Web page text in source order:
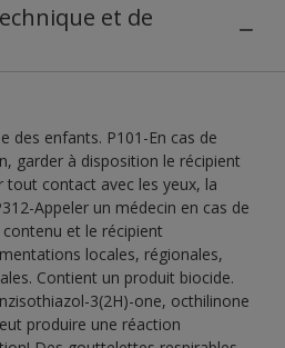
et de
des enfants. P101-En cas de
garder à disposition le récipient
tout contact avec les yeux, la
Appeler un médecin en cas de
et le récipient
locales, régionales,
Contient un produit biocide.
3(2H)-one, octhilinone
produire une réaction